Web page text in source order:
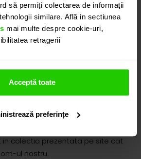
să permiți colectarea de informații
similare. Află in sectiunea
mai multe despre cookie-uri,
retragerii
Acceptă toate
preferințe
O ÎNTÂLNIRE
colectia prezentata pe site cat
ul nostru.